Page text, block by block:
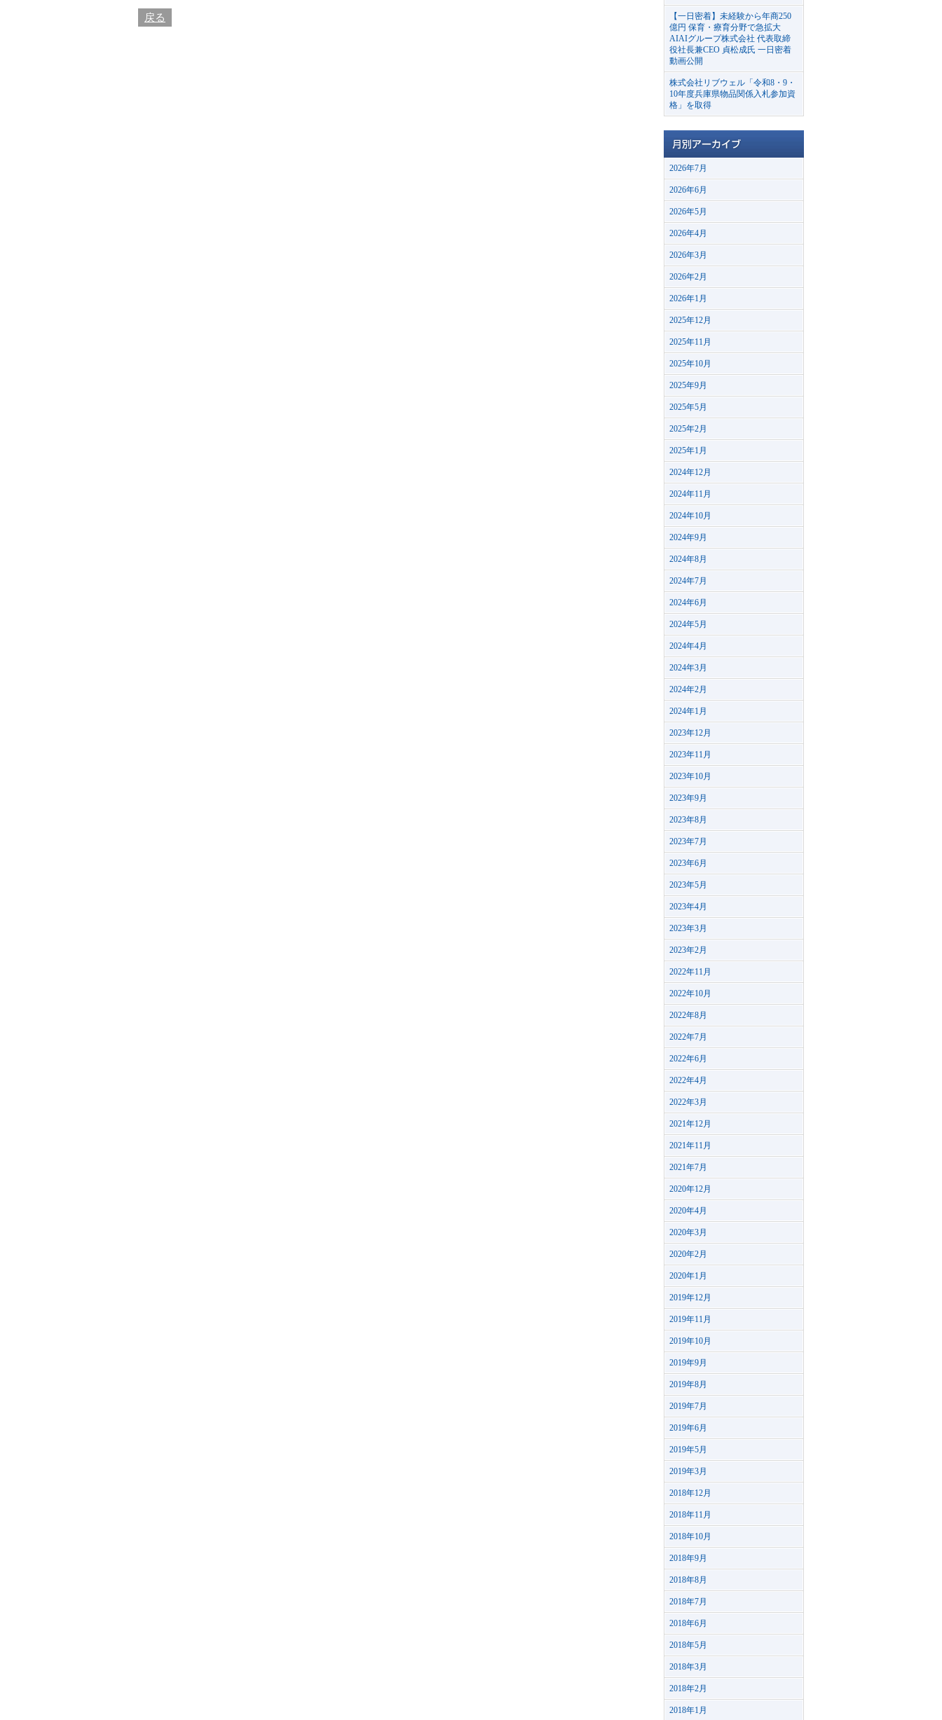
戻る
【一日密着】未経験から年商250
億円 保育・療育分野で急拡大
AIAIグループ株式会社 代表取締
役社長兼CEO 貞松成氏 一日密着
動画公開
株式会社リブウェル「令和8・9・
10年度兵庫県物品関係入札参加資
格」を取得
2026年7月
2026年6月
2026年5月
2026年4月
2026年3月
2026年2月
2026年1月
2025年12月
2025年11月
2025年10月
2025年9月
2025年5月
2025年2月
2025年1月
2024年12月
2024年11月
2024年10月
2024年9月
2024年8月
2024年7月
2024年6月
2024年5月
2024年4月
2024年3月
2024年2月
2024年1月
2023年12月
2023年11月
2023年10月
2023年9月
2023年8月
2023年7月
2023年6月
2023年5月
2023年4月
2023年3月
2023年2月
2022年11月
2022年10月
2022年8月
2022年7月
2022年6月
2022年4月
2022年3月
2021年12月
2021年11月
2021年7月
2020年12月
2020年4月
2020年3月
2020年2月
2020年1月
2019年12月
2019年11月
2019年10月
2019年9月
2019年8月
2019年7月
2019年6月
2019年5月
2019年3月
2018年12月
2018年11月
2018年10月
2018年9月
2018年8月
2018年7月
2018年6月
2018年5月
2018年3月
2018年2月
2018年1月